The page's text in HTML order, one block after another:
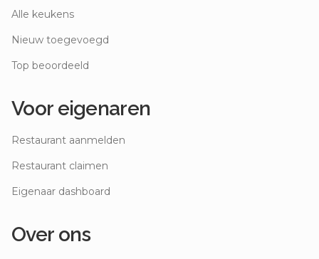
Alle keukens
Nieuw toegevoegd
Top beoordeeld
Voor eigenaren
Restaurant aanmelden
Restaurant claimen
Eigenaar dashboard
Over ons